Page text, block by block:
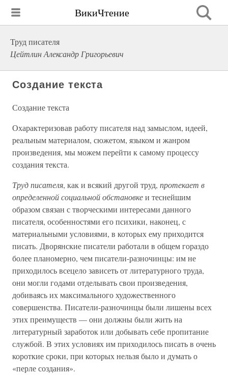
ВикиЧтение
Труд писателя
Цейтлин Александр Григорьевич
Создание текста
Создание текста
Охарактеризовав работу писателя над замыслом, идеей,
реальным материалом, сюжетом, языком и жанром
произведения, мы можем перейти к самому процессу
создания текста.
Труд писателя, как и всякий другой труд, протекает в
определенной социальной обстановкеи теснейшим
образом связан с творческими интересами данного
писателя, особенностями его психики, наконец, с
материальными условиями, в которых ему приходится
писать. Дворянские писатели работали в общем гораздо
более планомерно, чем писатели-разночинцы: им не
приходилось всецело зависеть от литературного труда,
они могли годами отделывать свои произведения,
добиваясь их максимального художественного
совершенства. Писатели-разночинцы были лишены всех
этих преимуществ — они должны были жить на
литературный заработок или добывать себе пропитание
службой. В этих условиях им приходилось писать в очень
короткие сроки, при которых нельзя было и думать о
«перле создания».